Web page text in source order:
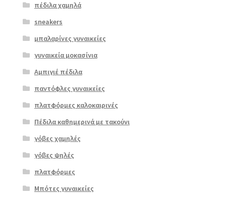
Επιλο
πέδιλα χαμηλά
sneakers
μπαλαρίνες γυναικείες
γυναικεία μοκασίνια
Αμπιγιέ πέδιλα
παντόφλες γυναικείες
πλατφόρμες καλοκαιρινές
Πέδιλα καθημερινά με τακούνι
γόβες χαμηλές
γόβες ψηλές
πλατφόρμες
Μπότες γυναικείες